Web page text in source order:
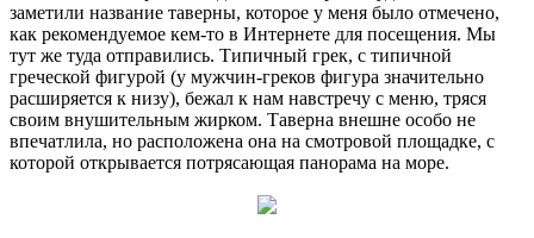
заметили название таверны, которое у меня было отмечено,
как рекомендуемое кем-то в Интернете для посещения. Мы
тут же туда отправились. Типичный грек, с типичной
греческой фигурой (у мужчин-греков фигура значительно
расширяется к низу), бежал к нам навстречу с меню, тряся
своим внушительным жирком. Таверна внешне особо не
впечатлила, но расположена она на смотровой площадке, с
которой открывается потрясающая панорама на море.